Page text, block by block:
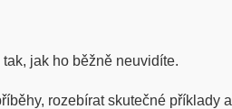
jak ho běžně neuvidíte.
rozebírat skutečné příklady a